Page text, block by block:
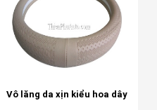
Vô lăng da xịn kiểu hoa dây